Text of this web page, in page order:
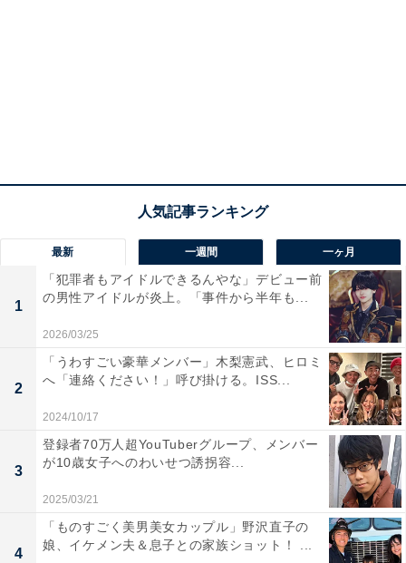
最新 一週間 一ヶ月
1
「犯罪者もアイドルできるんやな」デビュー前
の男性アイドルが炎上。「事件から半年も...
2026/03/25
2
「うわすごい豪華メンバー」木梨憲武、ヒロミ
へ「連絡ください！」呼び掛ける。ISS...
2024/10/17
3
登録者70万人超YouTuberグループ、メンバー
が10歳女子へのわいせつ誘拐容...
2025/03/21
4
「ものすごく美男美女カップル」野沢直子の
娘、イケメン夫＆息子との家族ショット！ ...